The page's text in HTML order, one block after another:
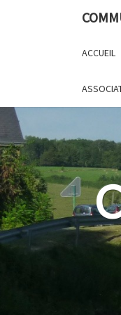
ACCUEIL
Panneau de gestion